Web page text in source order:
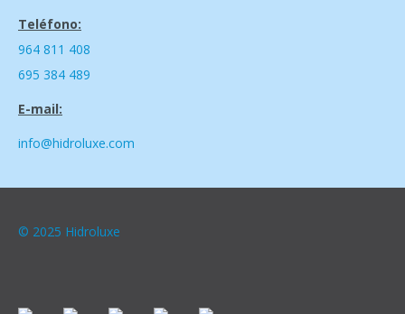
Teléfono:
964 811 408
695 384 489
E-mail:
info@hidroluxe.com
© 2025 Hidroluxe